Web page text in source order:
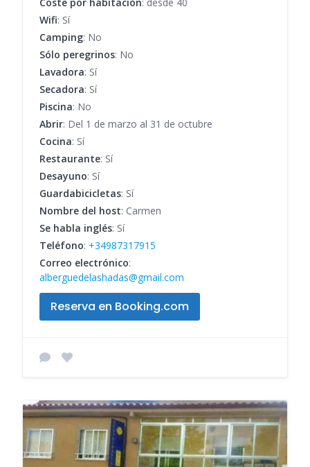
Wifi: Sí
Camping: No
Sólo peregrinos: No
Lavadora: Sí
Secadora: Sí
Piscina: No
Abrir: Del 1 de marzo al 31 de octubre
Cocina: Sí
Restaurante: Sí
Desayuno: Sí
Guardabicicletas: Sí
Nombre del host: Carmen
Se habla inglés: Sí
Teléfono: +34987317915
Correo electrónico:
alberguedelashadas@gmail.com
Reserva en Booking.com